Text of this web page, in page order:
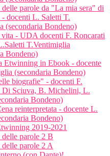
delle parole da "La mia sera" di
- docenti L. Saletti T.
(secondaria Bondeno)
vita - UDA docenti F. Roncarati
T.Ventimiglia
Bondeno)
Etwinning in Ebook - docente
(secondaria Bondeno)
biografie" - docenti F.
Di Sciuva, B. Michelini, L.
Bondeno)
reinterpretata - docente L.
Bondeno)
2019-2021
parole 2 B
parole 2 A